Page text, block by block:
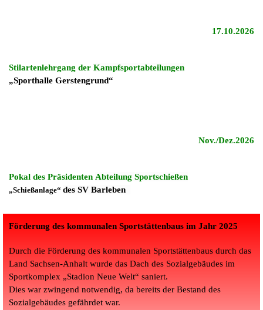
17.10.2026
Stilartenlehrgang der Kampfsportabteilungen
„Sporthalle Gerstengrund“
Nov./Dez.2026
Pokal des Präsidenten Abteilung Sportschießen
„Schießanlage“ des SV Barleben
Förderung des kommunalen Sportstättenbaus im Jahr 2025
Durch die Förderung des kommunalen Sportstättenbaus durch das
Land Sachsen-Anhalt wurde das Dach des Sozialgebäudes im
Sportkomplex „Stadion Neue Welt“ saniert.
Dies war zwingend notwendig, da bereits der Bestand des
Sozialgebäudes gefährdet war.